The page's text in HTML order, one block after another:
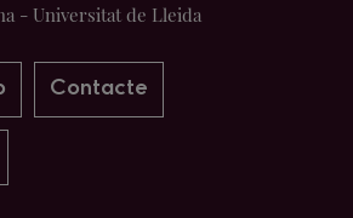
- Universitat de Lleida
Contacte